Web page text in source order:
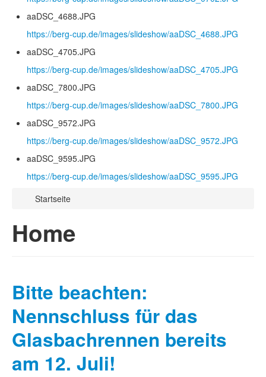
aaDSC_4688.JPG
https://berg-cup.de/images/slideshow/aaDSC_4688.JPG
aaDSC_4705.JPG
https://berg-cup.de/images/slideshow/aaDSC_4705.JPG
aaDSC_7800.JPG
https://berg-cup.de/images/slideshow/aaDSC_7800.JPG
aaDSC_9572.JPG
https://berg-cup.de/images/slideshow/aaDSC_9572.JPG
aaDSC_9595.JPG
https://berg-cup.de/images/slideshow/aaDSC_9595.JPG
Startseite
Home
Bitte beachten:
Nennschluss für das
Glasbachrennen bereits
am 12. Juli!